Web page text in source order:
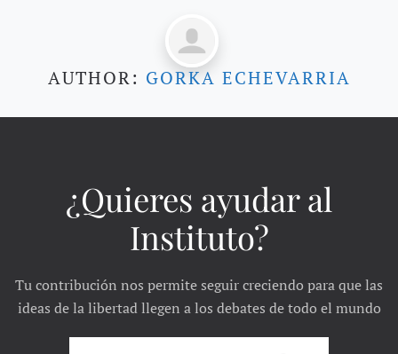
AUTHOR: GORKA ECHEVARRIA
¿Quieres ayudar al
Instituto?
Tu contribución nos permite seguir creciendo para que las
ideas de la libertad llegen a los debates de todo el mundo